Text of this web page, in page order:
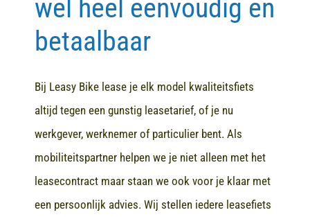
wel heel eenvoudig en
betaalbaar
Bij Leasy Bike lease je elk model kwaliteitsfiets
altijd tegen een gunstig leasetarief, of je nu
werkgever, werknemer of particulier bent. Als
mobiliteitspartner helpen we je niet alleen met het
leasecontract maar staan we ook voor je klaar met
een persoonlijk advies. Wij stellen iedere leasefiets